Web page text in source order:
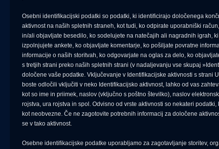
Osebni identifikacijski podatki so podatki, ki identificirajo določenega
aktivnost na naših spletnih straneh, kot tudi, ko odpirate uporabniški
in/ali objavljate besedilo, ko sodelujete na natečajih ali nagradnih igrah,
izpolnjujete ankete, ko objavljate komentarje, ko pošiljate povratne
informacije o naših storitvah, ko odgovarjate na oglas za delo, ko
s tretjih strani preko naših spletnih strani (v nadaljevanju vse skupaj
določene vaše podatke. Vključevanje v Identifikacijske aktivnosti s strani
boste odločili vključiti v neko Identifikacijsko aktivnost, lahko od vas
kot so ime in priimek, naslov (vključno s poštno številko), naslov
rojstva, ura rojstva in spol. Odvisno od vrste aktivnosti so nekateri
kot neobvezne. Če ne zagotovite potrebnih informacij za določene
se v tako aktivnost.
Osebne identifikacijske podatke uporabljamo za zagotavljanje storitev,